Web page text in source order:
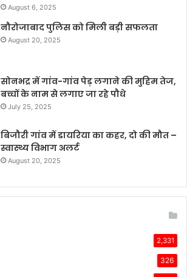
August 6, 2025
नौरोजाबाद पुलिस को मिली बड़ी सफलता
August 20, 2025
सोनभद्र में गांव-गांव पेड़ लगाने की मुहिम तेज,
बच्चों के नाम से लगाए जा रहे पौधे
July 25, 2025
बिजौरी गांव में डायरिया का कहर, दो की मौत –
स्वास्थ्य विभाग अलर्ट
August 20, 2025
2,331
326